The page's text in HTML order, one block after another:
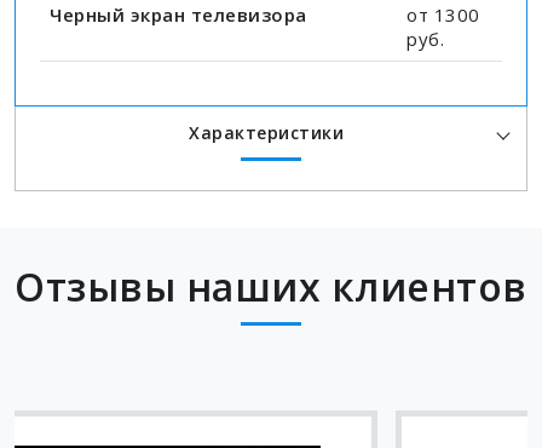
Черный экран телевизора
от 1300
руб.
Характеристики
Отзывы наших клиентов